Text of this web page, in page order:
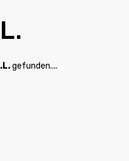
gefunden....